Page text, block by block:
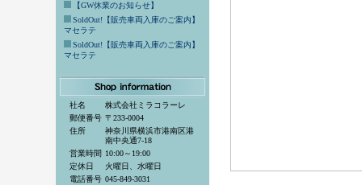
【GW休業のお知らせ】
SoldOut!【販売車両入庫のご案内】
マセラテ
SoldOut!【販売車両入庫のご案内】
マセラテ
社名
株式会社ミラコラーレ
郵便番号 〒233-0004
住所
神奈川県横浜市港南区港
南中央通7-18
営業時間 10:00～19:00
定休日
火曜日、水曜日
電話番号 045-849-3031